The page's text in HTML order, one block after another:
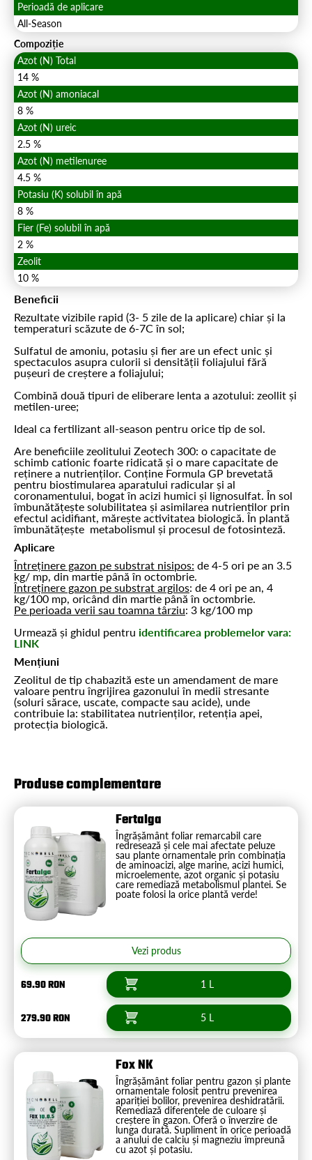
Perioadă de aplicare
All-Season
Compoziție
Azot (N) Total
14 %
Azot (N) amoniacal
8 %
Azot (N) ureic
2.5 %
Azot (N) metilenuree
4.5 %
Potasiu (K) solubil în apă
8 %
Fier (Fe) solubil în apă
2 %
Zeolit
10 %
Beneficii
Rezultate vizibile rapid (3- 5 zile de la aplicare) chiar și la
temperaturi scăzute de 6-7C în sol;
Sulfatul de amoniu, potasiu și fier are un efect unic și
spectaculos asupra culorii si densității foliajului fără
pușeuri de creștere a foliajului;
Combină două tipuri de eliberare lenta a azotului: zeollit și
metilen-uree;
Ideal ca fertilizant all-season pentru orice tip de sol.
Are beneficiile zeolitului Zeotech 300: o capacitate de
schimb cationic foarte ridicată și o mare capacitate de
reținere a nutrienților. Conține Formula GP brevetată
pentru biostimularea aparatului radicular și al
coronamentului, bogat în acizi humici și lignosulfat. În sol
îmbunătățește solubilitatea și asimilarea nutrientilor prin
efectul acidifiant, mărește activitatea biologică. În plantă
îmbunătățește metabolismul și procesul de fotosinteză.
Aplicare
Întreținere gazon pe substrat nisipos: de 4-5 ori pe an 3.5
kg/ mp, din martie până în octombrie.
Întreținere gazon pe substrat argilos: de 4 ori pe an, 4
kg/100 mp, oricând din martie până în octombrie.
Pe perioada verii sau toamna târziu: 3 kg/100 mp
Urmează și ghidul pentru identificarea problemelor vara:
LINK
Mențiuni
Zeolitul de tip chabazită este un amendament de mare
valoare pentru îngrijirea gazonului în medii stresante
(soluri sărace, uscate, compacte sau acide), unde
contribuie la: stabilitatea nutrienților, retenția apei,
protecția biologică.
Produse complementare
Fertalga
Îngrășământ foliar remarcabil care
redresează și cele mai afectate peluze
sau plante ornamentale prin combinația
de aminoacizi, alge marine, acizi humici,
microelemente, azot organic și potasiu
care remediază metabolismul plantei. Se
poate folosi la orice plantă verde!
Vezi produs
69.90 RON 1 L
279.90 RON 5 L
Fox NK
Îngrășământ foliar pentru gazon și plante
ornamentale folosit pentru prevenirea
apariției bolilor, prevenirea deshidratării.
Remediază diferențele de culoare și
creștere în gazon. Oferă o înverzire de
lunga durată. Supliment în orice perioadă
a anului de calciu și magneziu împreună
cu azot și potasiu.